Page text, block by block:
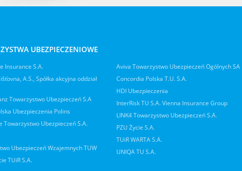
UBEZPIECZENIOWE
Insurance S.A.
A.S., Spółka akcyjna oddział
Towarzystwo Ubezpieczeń S.A
Ubezpieczenia Polins
Towarzystwo Ubezpieczeń S.A.
Ubezpieczeń Wzajemnych TUW
TUiR S.A.
Aviva Towarzystwo Ubezpieczeń Ogólnych SA
Concordia Polska T.U. S.A.
HDI Ubezpieczenia
InterRisk TU S.A. Vienna Insurance Group
LINK4 Towarzystwo Ubezpieczeń S.A.
PZU Życie S.A.
TUiR WARTA S.A.
UNIQA TU S.A.